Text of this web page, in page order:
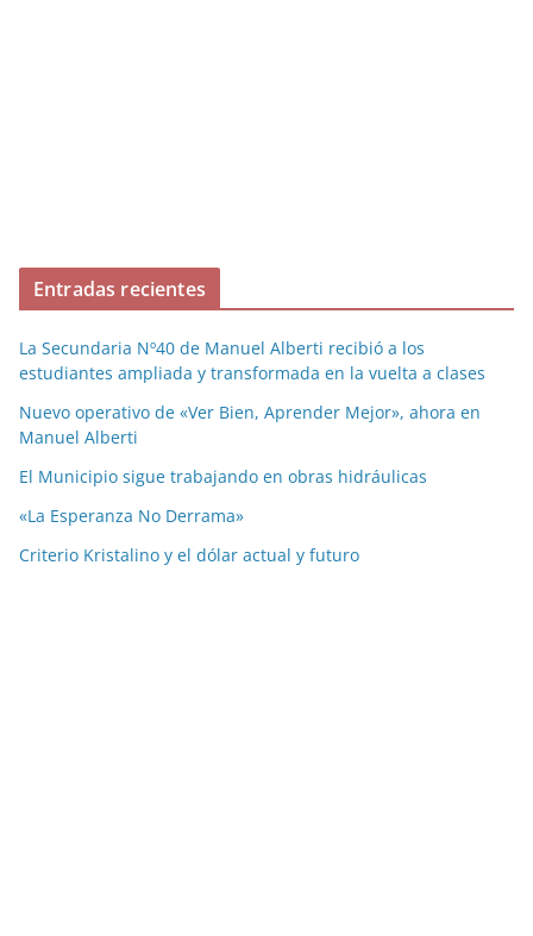
Entradas recientes
La Secundaria Nº40 de Manuel Alberti recibió a los
estudiantes ampliada y transformada en la vuelta a clases
Nuevo operativo de «Ver Bien, Aprender Mejor», ahora en
Manuel Alberti
El Municipio sigue trabajando en obras hidráulicas
«La Esperanza No Derrama»
Criterio Kristalino y el dólar actual y futuro